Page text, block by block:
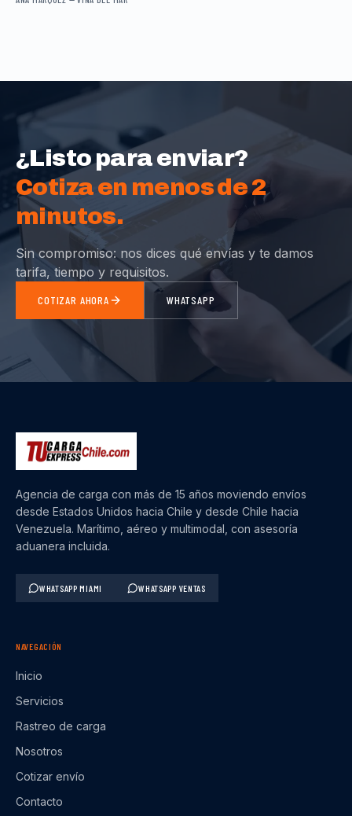
¿Listo para enviar?
Cotiza en menos de 2
minutos.
Sin compromiso: nos dices qué envías y te damos
tarifa, tiempo y requisitos.
COTIZAR AHORA WHATSAPP
Agencia de carga con más de 15 años moviendo envíos
desde Estados Unidos hacia Chile y desde Chile hacia
Venezuela. Marítimo, aéreo y multimodal, con asesoría
aduanera incluida.
WHATSAPP MIAMI WHATSAPP VENTAS
NAVEGACIÓN
Inicio
Servicios
Rastreo de carga
Nosotros
Cotizar envío
Contacto